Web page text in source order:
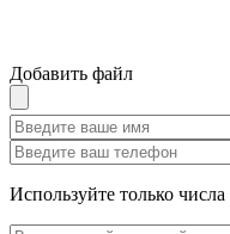
Добавить файл
Используйте только